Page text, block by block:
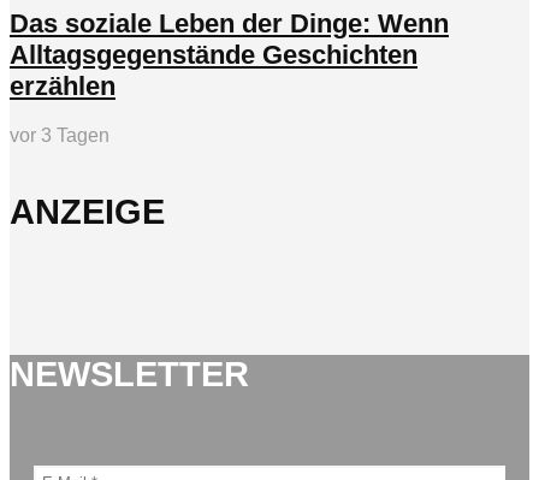
Das soziale Leben der Dinge: Wenn
Alltagsgegenstände Geschichten
erzählen
vor 3 Tagen
ANZEIGE
NEWSLETTER